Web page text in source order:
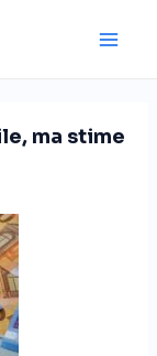
ma stime